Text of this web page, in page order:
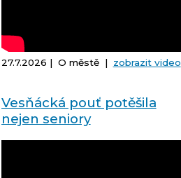
27.7.2026 | O městě | zobrazit video
Vesňácká pouť potěšila
nejen seniory